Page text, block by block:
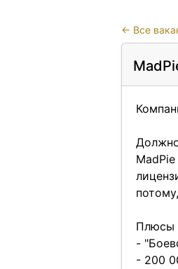
← Все
Плюсы
-
- 200